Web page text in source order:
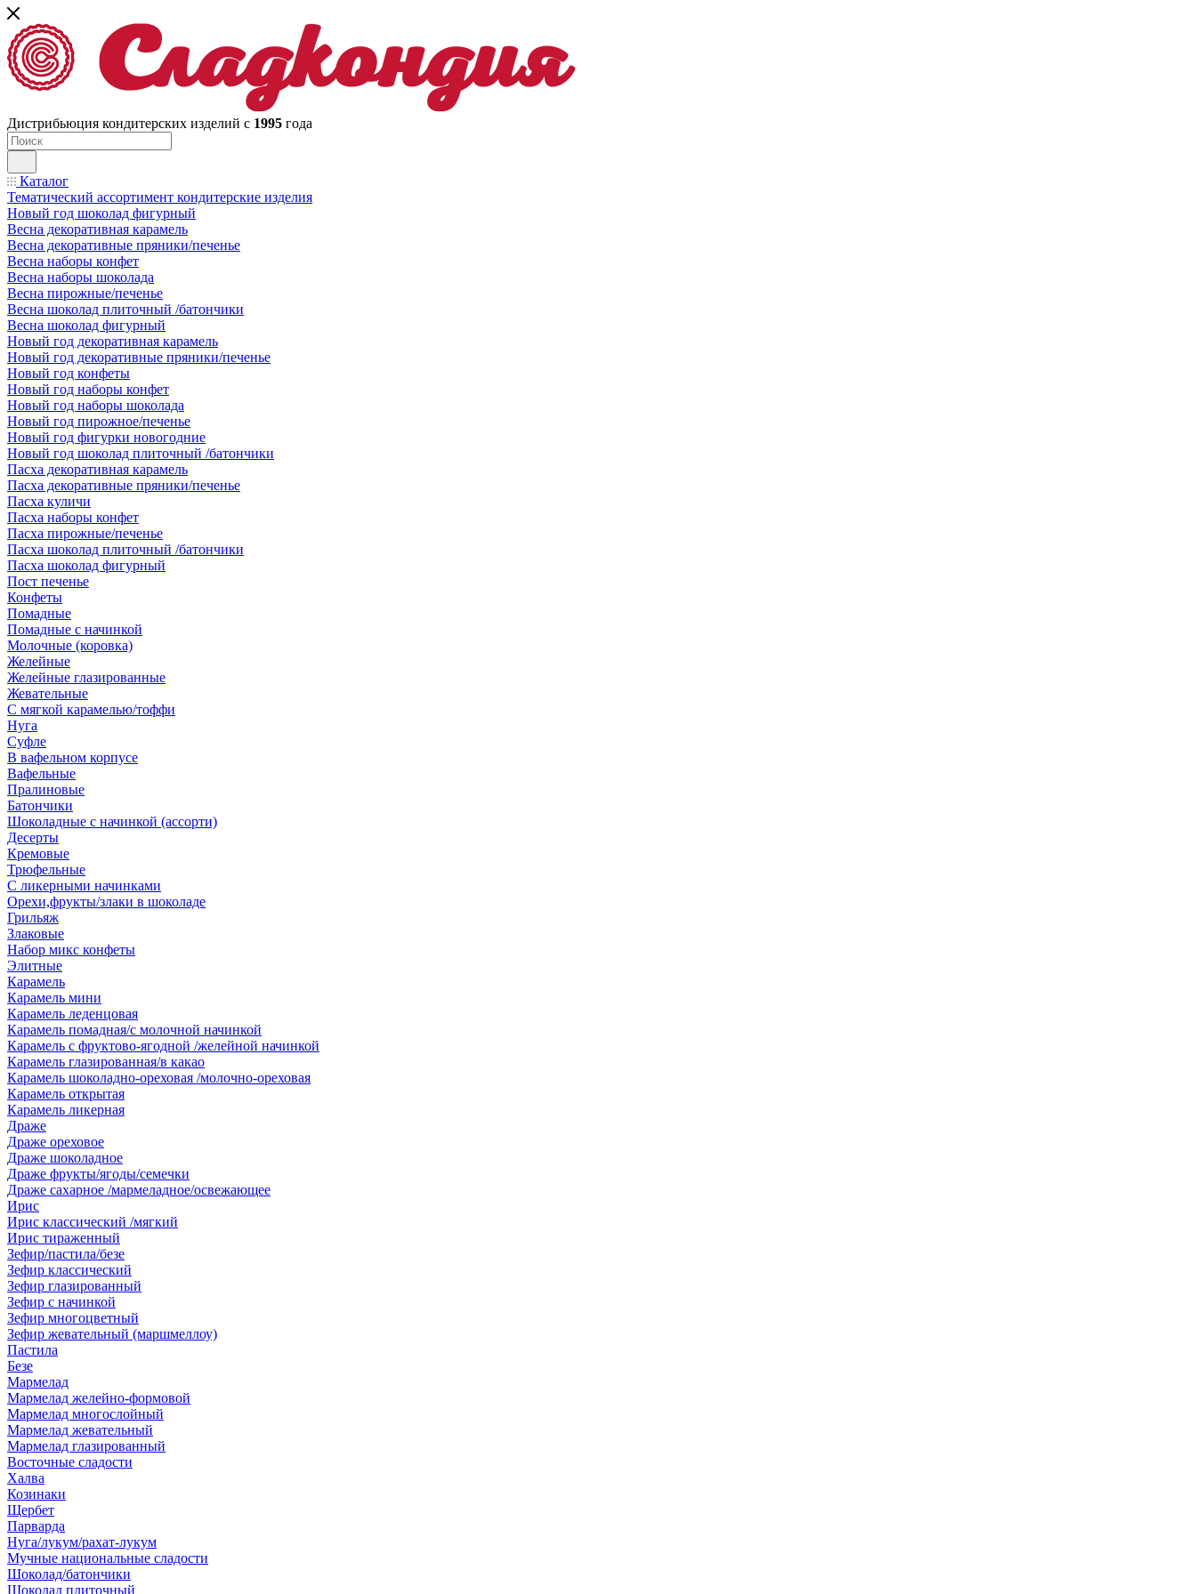
Дистрибьюция кондитерских изделий с 1995 года
Каталог
Тематический ассортимент кондитерские изделия
Новый год шоколад фигурный
Весна декоративная карамель
Весна декоративные пряники/печенье
Весна наборы конфет
Весна наборы шоколада
Весна пирожные/печенье
Весна шоколад плиточный /батончики
Весна шоколад фигурный
Новый год декоративная карамель
Новый год декоративные пряники/печенье
Новый год конфеты
Новый год наборы конфет
Новый год наборы шоколада
Новый год пирожное/печенье
Новый год фигурки новогодние
Новый год шоколад плиточный /батончики
Пасха декоративная карамель
Пасха декоративные пряники/печенье
Пасха куличи
Пасха наборы конфет
Пасха пирожные/печенье
Пасха шоколад плиточный /батончики
Пасха шоколад фигурный
Пост печенье
Конфеты
Помадные
Помадные с начинкой
Молочные (коровка)
Желейные
Желейные глазированные
Жевательные
С мягкой карамелью/тоффи
Нуга
Суфле
В вафельном корпусе
Вафельные
Пралиновые
Батончики
Шоколадные с начинкой (ассорти)
Десерты
Кремовые
Трюфельные
С ликерными начинками
Орехи,фрукты/злаки в шоколаде
Грильяж
Злаковые
Набор микс конфеты
Элитные
Карамель
Карамель мини
Карамель леденцовая
Карамель помадная/с молочной начинкой
Карамель с фруктово-ягодной /желейной начинкой
Карамель глазированная/в какао
Карамель шоколадно-ореховая /молочно-ореховая
Карамель открытая
Карамель ликерная
Драже
Драже ореховое
Драже шоколадное
Драже фрукты/ягоды/семечки
Драже сахарное /мармеладное/освежающее
Ирис
Ирис классический /мягкий
Ирис тираженный
Зефир/пастила/безе
Зефир классический
Зефир глазированный
Зефир с начинкой
Зефир многоцветный
Зефир жевательный (маршмеллоу)
Пастила
Безе
Мармелад
Мармелад желейно-формовой
Мармелад многослойный
Мармелад жевательный
Мармелад глазированный
Восточные сладости
Халва
Козинаки
Щербет
Парварда
Нуга/лукум/рахат-лукум
Мучные национальные сладости
Шоколад/батончики
Шоколад плиточный